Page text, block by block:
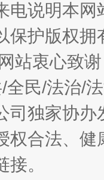
电说明本
保护版权
站衷心致
全民/法治/
司独家协
权合法、
。